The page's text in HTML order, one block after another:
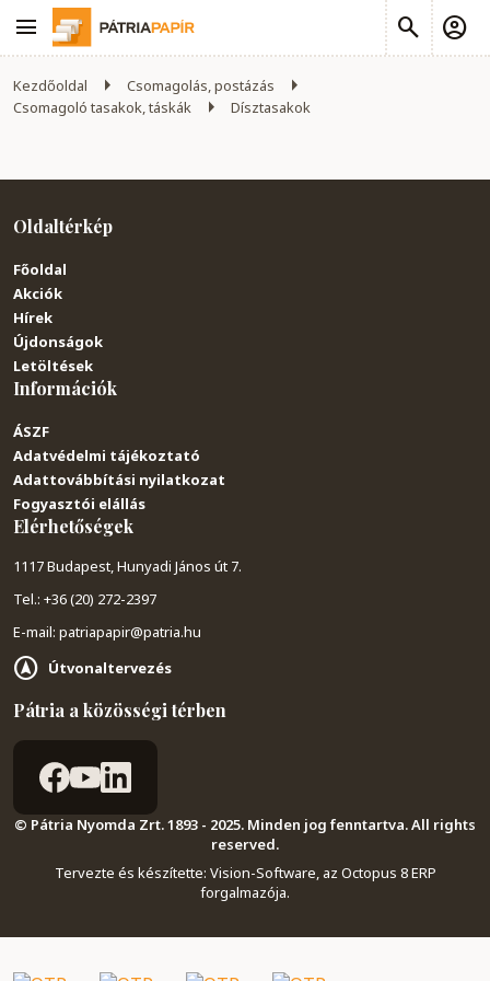
Kezdőoldal
Csomagolás, postázás
Csomagoló tasakok, táskák
Dísztasakok
Oldaltérkép
Főoldal
Akciók
Hírek
Újdonságok
Letöltések
Információk
ÁSZF
Adatvédelmi tájékoztató
Adattovábbítási nyilatkozat
Fogyasztói elállás
Elérhetőségek
1117 Budapest, Hunyadi János út 7.
Tel.: +36 (20) 272-2397
E-mail: patriapapir@patria.hu
Útvonaltervezés
Pátria a közösségi térben
© Pátria Nyomda Zrt. 1893 - 2025. Minden jog fenntartva. All rights
reserved.
Tervezte és készítette: Vision-Software, az Octopus 8 ERP
forgalmazója.